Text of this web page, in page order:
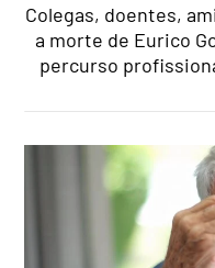
Colegas, doentes,
a morte de Eurico
percurso